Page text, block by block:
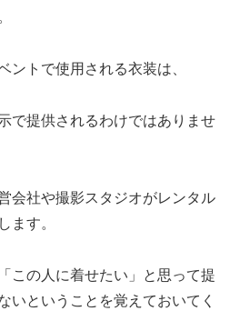
ントで使用される衣装は、
で提供されるわけではありませ
会社や撮影スタジオがレンタル
ます。
この人に着せたい」と思って提
いということを覚えておいてく